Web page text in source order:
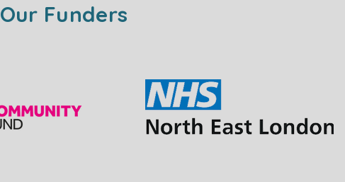
Our Funders